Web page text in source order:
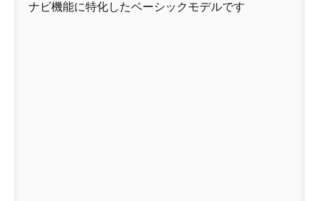
ナビ機能に特化したベーシックモデルです